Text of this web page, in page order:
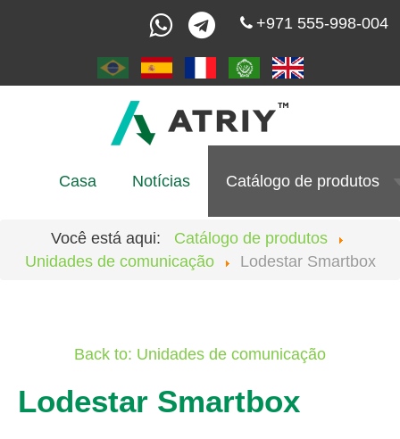
+971 555-998-004
Casa Notícias Catálogo de produtos
Você está aqui:
Catálogo de produtos
Unidades de comunicação
Lodestar Smartbox
Back to: Unidades de comunicação
Lodestar Smartbox